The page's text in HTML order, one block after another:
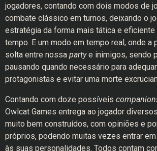
jogadores, contando com dois modos de
combate clássico em turnos, deixando o
estratégia da forma mais tática e
tempo. E um modo em tempo real, onde a
solta entre nossa partye inimigos, sendo
pausando quando necessário para
protagonistas e evitar uma morte
Contando com doze possíveis
Owlcat Games entrega ao jogador
muito bem construídos, com opiniões e
próprios, podendo muitas vezes entrar
às suas personalidades. Todos contam